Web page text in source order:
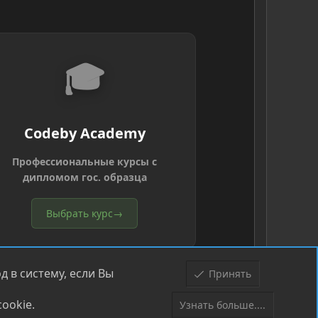
🎓
Codeby Academy
Профессиональные курсы с
дипломом гос. образца
Выбрать курс→
Верх
в систему, если Вы
Принять
Узнать больше....